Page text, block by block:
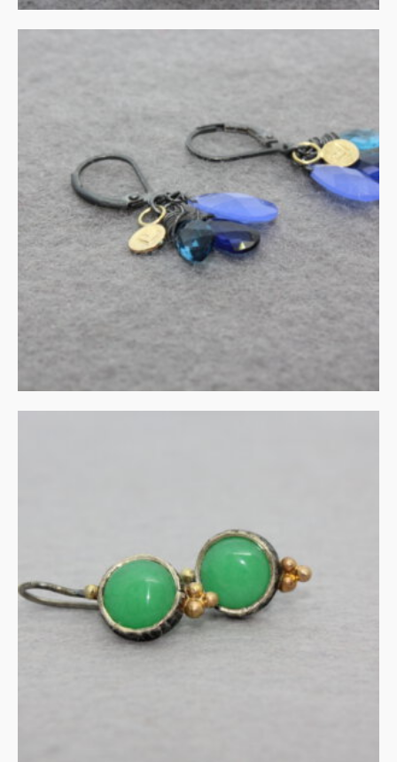
Cluster oorbellen in blauw
€90.00
IN WINKELMAND
oorhangers aventurijn in
zilver en goud
€115.00